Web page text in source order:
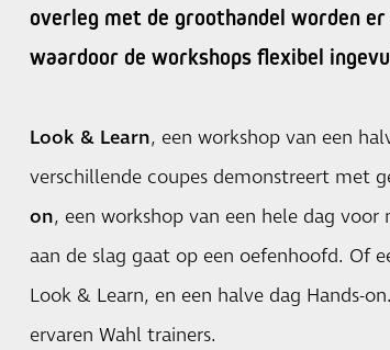
overleg met de groothandel worden
waardoor de workshops flexibel
Look & Learn, een workshop van een
verschillende coupes demonstreert met
on, een workshop van een hele dag
aan de slag gaat op een oefenhoofd. Of
Look & Learn, en een halve dag Hands-
ervaren Wahl trainers.